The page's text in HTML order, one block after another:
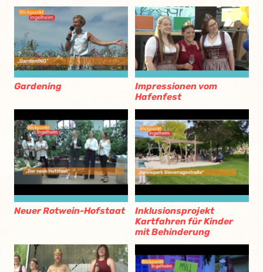
Gardening
Impressionen vom
Hafenfest
Neuer Rotwein-Hofstaat
Inklusionsprojekt
Kartfahren für Kinder
mit Behinderung